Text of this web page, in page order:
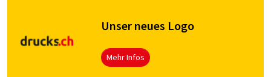
Unser neues Logo
Mehr Infos